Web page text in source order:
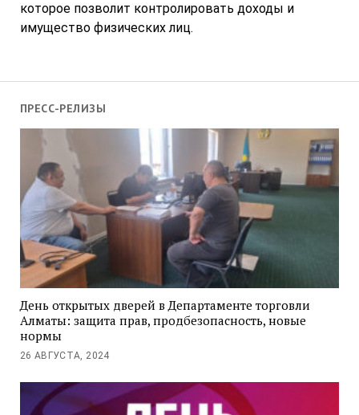
ПРЕСС-РЕЛИЗЫ
День открытых дверей в Департаменте торговли
Алматы: защита прав, продбезопасность, новые
нормы
26 АВГУСТА, 2024
которое позволит контролировать доходы и
имущество физических лиц.